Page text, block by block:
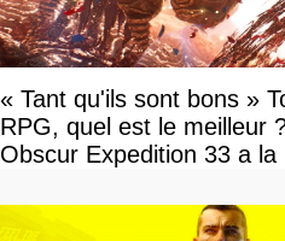
« Tant qu'ils sont bons »
RPG, quel est le meilleur
Obscur Expedition 33 a